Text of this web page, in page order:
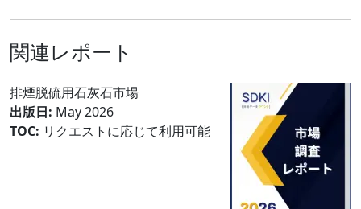
関連レポート
排煙脱硫用石灰石市場
出版日: May 2026
TOC: リクエストに応じて利用可能